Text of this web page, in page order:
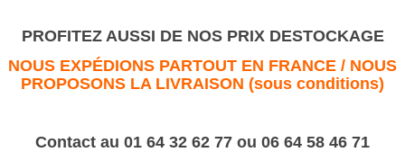
PROFITEZ AUSSI DE NOS PRIX DESTOCKAGE
NOUS EXPÉDIONS PARTOUT EN FRANCE / NOUS
PROPOSONS LA LIVRAISON (sous conditions)
Contact au 01 64 32 62 77 ou 06 64 58 46 71